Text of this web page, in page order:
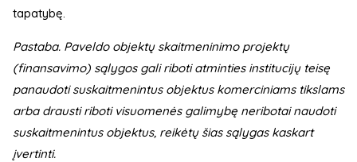
tapatybę.
Pastaba. Paveldo objektų skaitmeninimo projektų
(finansavimo) sąlygos gali riboti atminties institucijų teisę
panaudoti suskaitmenintus objektus komerciniams tikslams
arba drausti riboti visuomenės galimybę neribotai naudoti
suskaitmenintus objektus, reikėtų šias sąlygas kaskart
įvertinti.